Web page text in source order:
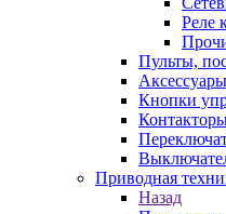
Реле
Пульты,
Кнопки
Приводная
Назад